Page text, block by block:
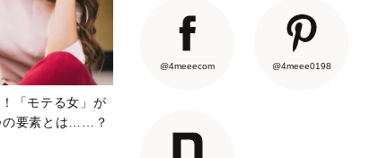
「モテる女」が
の要素とは……？
@4meeecom @4meee0198